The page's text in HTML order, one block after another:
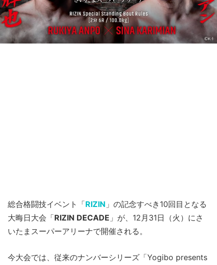
総合格闘技イベント「RIZIN 」の記念すべき10回目となる
大晦日大会「RIZIN DECADE 」が、12月31日（火）にさ
いたまスーパーアリーナで開催される。
今大会では、従来のナンバーシリーズ「Yogibo presents